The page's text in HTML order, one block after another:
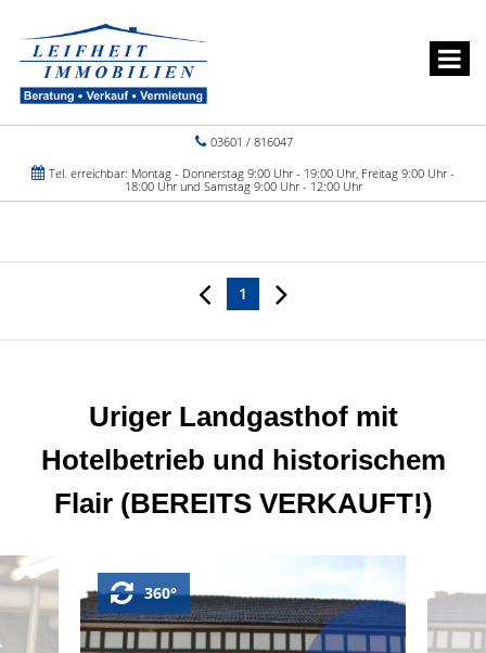
03601 / 816047
Tel. erreichbar: Montag - Donnerstag 9:00 Uhr - 19:00 Uhr, Freitag 9:00 Uhr -
18:00 Uhr und Samstag 9:00 Uhr - 12:00 Uhr
1
Uriger Landgasthof mit
Hotelbetrieb und historischem
Flair (BEREITS VERKAUFT!)
360°